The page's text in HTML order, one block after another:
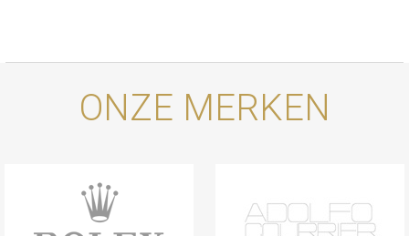
ONZE MERKEN